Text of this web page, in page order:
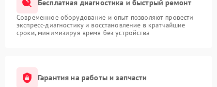
Бесплатная диагностика и быстрый ремонт
Современное оборудование и опыт позволяют провести
экспресс-диагностику и восстановление в кратчайшие
сроки, минимизируя время без устройства
Гарантия на работы и запчасти